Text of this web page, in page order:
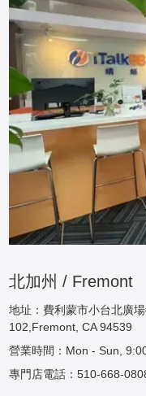
北加州 / Fremont
地址：費利蒙市小台北廣
102,Fremont, CA 94539
營業時間：Mon - Sun,
專門店電話：510-668-